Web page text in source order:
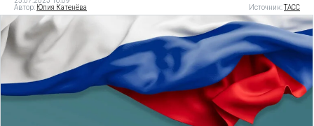
Автор: Юлия Катенёва Источник:ТАСС